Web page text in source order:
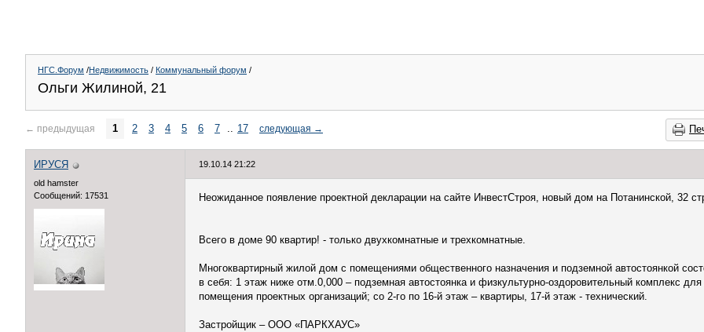
НГС.Форум /Недвижимость / Коммунальный форум /
Ольги Жилиной, 21
← предыдущая 1 2 3 4 5 6 7 .. 17 следующая →
ИРУСЯ
old hamster
Сообщений: 17531
19.10.14 21:22
Неожиданное появление проектной декларации на сайте ИнвестСтроя, новый дом на Потанинской, 32
Всего в доме 90 квартир! - только двухкомнатные и трехкомнатные.
Многоквартирный жилой дом с помещениями общественного назначения и подземной автостоянкой
в себя: 1 этаж ниже отм.0,000 – подземная автостоянка и физкультурно-оздоровительный комплекс
помещения проектных организаций; со 2-го по 16-й этаж – квартиры, 17-й этаж - технический.
Застройщик – ООО «ПАРКХАУС»